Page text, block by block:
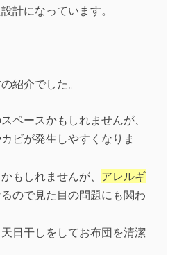
計になっています。
紹介でした。
ペースかもしれませんが、
ビが発生しやすくなりま
もしれませんが、 アレルギ
ので見た目の問題にも関わ
日干しをしてお布団を清潔